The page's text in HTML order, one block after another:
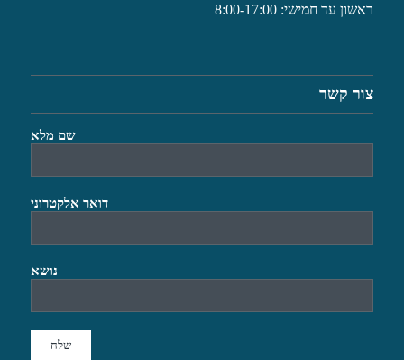
ראשון עד חמישי: 8:00-17:00
צור קשר
שם מלא
דואר אלקטרוני
נושא